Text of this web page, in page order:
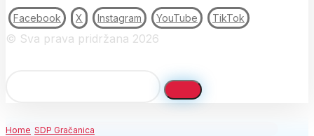
Facebook X Instagram YouTube TikTok
© Sva prava pridržana 2026
Home SDP Gračanica